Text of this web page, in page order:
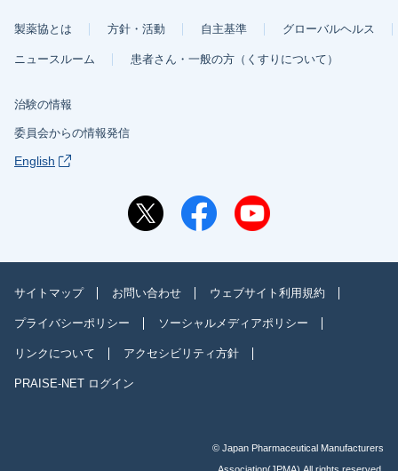
製薬協とは 方針・活動 自主基準 グローバルヘルス
ニュースルーム 患者さん・一般の方（くすりについて）
治験の情報
委員会からの情報発信
English
サイトマップ お問い合わせ ウェブサイト利用規約
プライバシーポリシー ソーシャルメディアポリシー
リンクについて アクセシビリティ方針
PRAISE-NET ログイン
© Japan Pharmaceutical Manufacturers